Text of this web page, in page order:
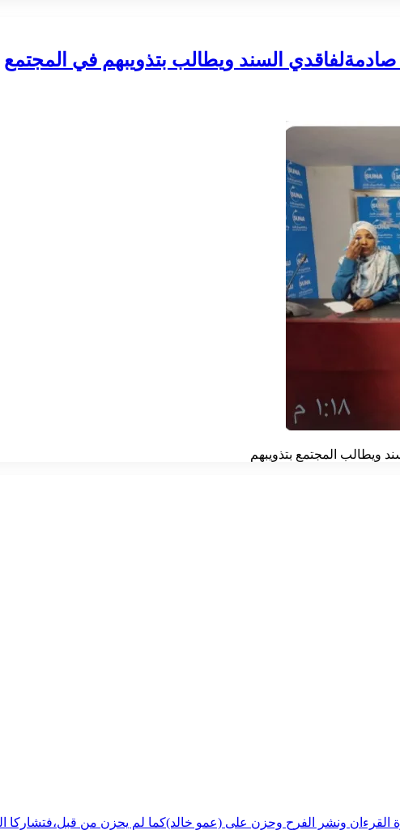
صادمةلفاقدي السند ويطالب بتذويبهم في المجتمع
ويطالب المجتمع بتذويبهم
القرءان ونشر الفرح وحزن على (عمو خالد)كما لم يحزن من قبل،فتشاركا